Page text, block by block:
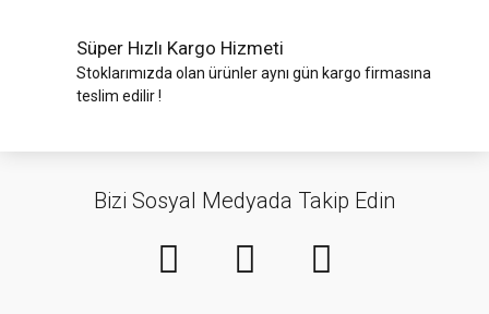
Süper Hızlı Kargo Hizmeti
Stoklarımızda olan ürünler aynı gün kargo firmasına
teslim edilir !
Bizi Sosyal Medyada Takip Edin